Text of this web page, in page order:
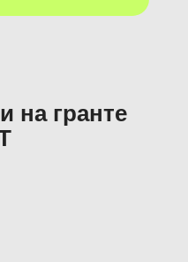
на гранте